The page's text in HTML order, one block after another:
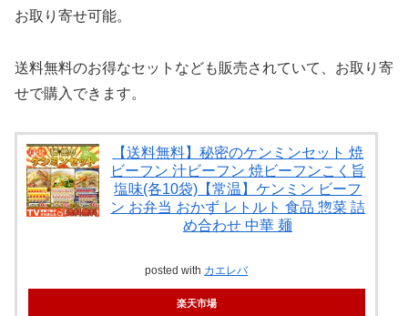
お取り寄せ可能。
送料無料のお得なセットなども販売されていて、お取り寄
せで購入できます。
【送料無料】秘密のケンミンセット 焼
ビーフン 汁ビーフン 焼ビーフンこく旨
塩味(各10袋)【常温】ケンミン ビーフ
ン お弁当 おかず レトルト 食品 惣菜 詰
め合わせ 中華 麺
posted with カエレバ
楽天市場